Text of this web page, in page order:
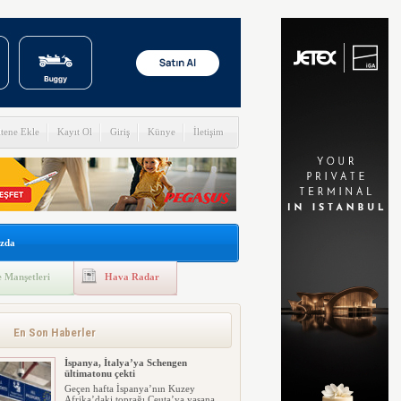
Ekle Kayıt Ol Giriş Künye İletişim
Manşetleri Hava Radar
En Son Haberler
İspanya, İtalya’ya Schengen
ültimatonu çekti
Geçen hafta İspanya’nın Kuzey